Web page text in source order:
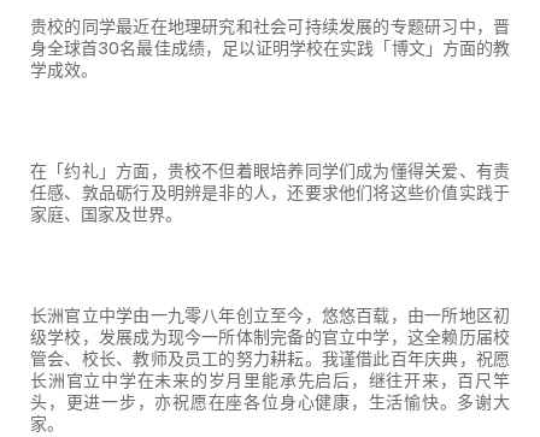
贵校的同学最近在地理研究和社会可持续发展的专题研习中，晋
身全球首30名最佳成绩，足以证明学校在实践「博文」方面的教
学成效。
在「约礼」方面，贵校不但着眼培养同学们成为懂得关爱、有责
任感、敦品砺行及明辨是非的人，还要求他们将这些价值实践于
家庭、国家及世界。
长洲官立中学由一九零八年创立至今，悠悠百载，由一所地区初
级学校，发展成为现今一所体制完备的官立中学，这全赖历届校
管会、校长、教师及员工的努力耕耘。我谨借此百年庆典，祝愿
长洲官立中学在未来的岁月里能承先启后，继往开来，百尺竿
头，更进一步，亦祝愿在座各位身心健康，生活愉快。多谢大
家。